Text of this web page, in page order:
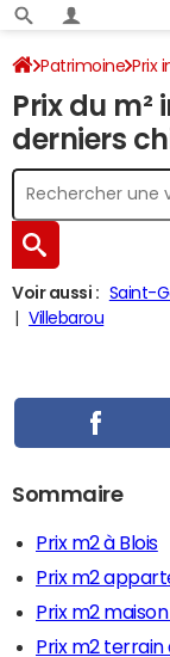
Patrimoine Prix
Prix du m²
derniers
Voir aussi : Saint-
Villebarou
Sommaire
Prix m2 à Blois
Prix m2
Prix m2 maison
Prix m2 terrain